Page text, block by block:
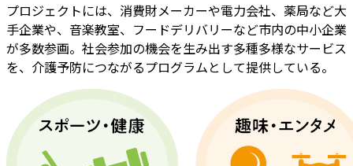
プロジェクトには、消費財メーカーや電力会社、薬局など大
手企業や、音楽教室、フードデリバリーなど市内の中小企業
が多数参画。社会参加の機会を生み出す多種多様なサービス
を、介護予防につながるプログラムとして提供している。